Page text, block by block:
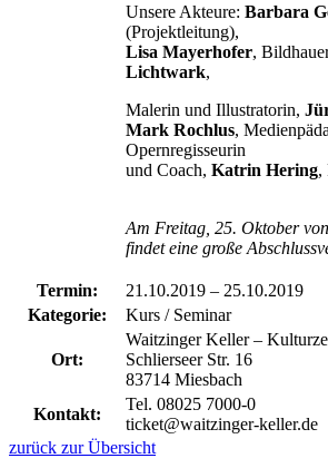
Unsere Akteure: Barbara
(Projektleitung),
Lisa Mayerhofer,
Lichtwark,
Malerin und Illustratorin,
Mark Rochlus,
Opernregisseurin
und Coach, Katrin Hering,
Am Freitag, 25. Oktober
findet eine große
Termin: 21.10.2019 – 25.10.2019
Kategorie:
Kurs / Seminar
Ort:
Waitzinger Keller –
Schlierseer Str. 16
83714 Miesbach
Kontakt:
Tel. 08025 7000-0
ticket@waitzinger-keller.de
zurück zur Übersicht